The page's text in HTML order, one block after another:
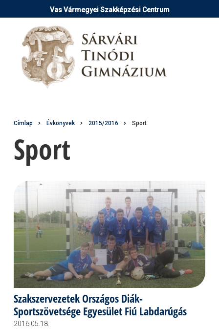
a
tartalomra
Vas Vármegyei Szakképzési Centrum
Morzsa
Címlap Évkönyvek 2015/2016 Sport
Sport
Szakszervezetek Országos Diák-
Sportszövetsége Egyesület Fiú Labdarúgás
2016.05.18.